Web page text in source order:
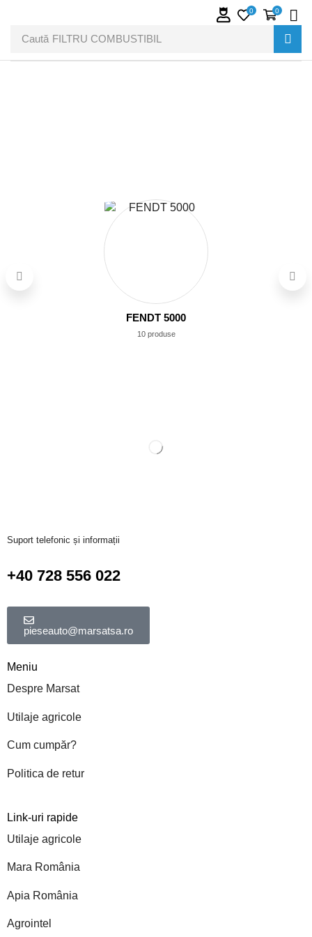
Caută FILTRU COMBUSTIBIL
0 0
FENDT 5000
10 produse
Suport telefonic și informații
+40 728 556 022
pieseauto@marsatsa.ro
Meniu
Despre Marsat
Utilaje agricole
Cum cumpăr?
Politica de retur
Link-uri rapide
Utilaje agricole
Mara România
Apia România
Agrointel